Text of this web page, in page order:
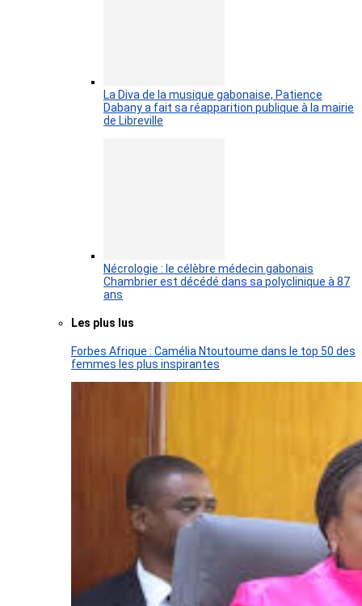
La Diva de la musique gabonaise, Patience
Dabany a fait sa réapparition publique à la mairie
de Libreville
Nécrologie : le célèbre médecin gabonais
Chambrier est décédé dans sa polyclinique à 87
ans
Les plus lus
Forbes Afrique : Camélia Ntoutoume dans le top 50 des
femmes les plus inspirantes